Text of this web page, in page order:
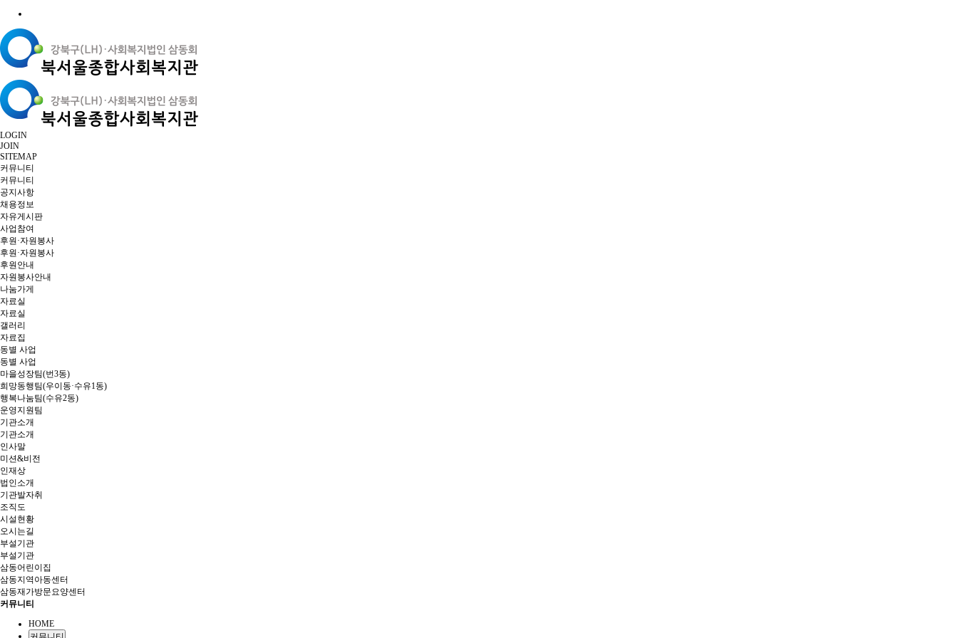
LOGIN
JOIN
SITEMAP
커뮤니티
커뮤니티
공지사항
채용정보
자유게시판
사업참여
후원·자원봉사
후원·자원봉사
후원안내
자원봉사안내
나눔가게
자료실
자료실
갤러리
자료집
동별 사업
동별 사업
마을성장팀(번3동)
희망동행팀(우이동·수유1동)
행복나눔팀(수유2동)
운영지원팀
기관소개
기관소개
인사말
미션&비전
인재상
법인소개
기관발자취
조직도
시설현황
오시는길
부설기관
부설기관
삼동어린이집
삼동지역아동센터
삼동재가방문요양센터
커뮤니티
HOME